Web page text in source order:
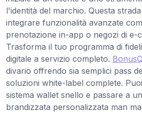
l'identità del marchio. Questa
integrare funzionalità avanzate
prenotazione in-app o negozi di e-
Trasforma il tuo programma di
digitale a servizio completo.
divario offrendo sia semplici pass
soluzioni white-label complete.
sistema wallet snello e passare a
brandizzata personalizzata man